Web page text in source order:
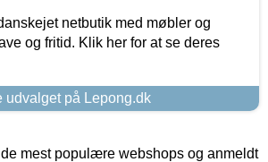
netbutik med møbler og
og fritid. Klik her for at se deres
udvalget på Lepong.dk
mest populære webshops og anmeldt